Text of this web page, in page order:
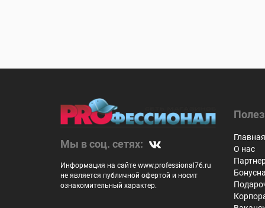
Мы в соц. сетях:
Информация на сайте www.professional76.ru
не является публичной офертой и носит
ознакомительный характер.
Главная
О нас